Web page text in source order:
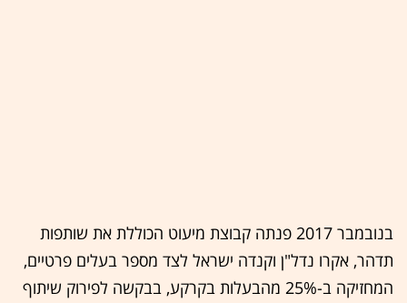
בנובמבר 2017 פנתה קבוצת מיעוט הכוללת את שותפות
תדהר, אקרו נדל"ן וקנדה ישראל לצד מספר בעלים פרטיים,
המחזיקה ב-25% מהבעלות בקרקע, בבקשה לפירוק שיתוף